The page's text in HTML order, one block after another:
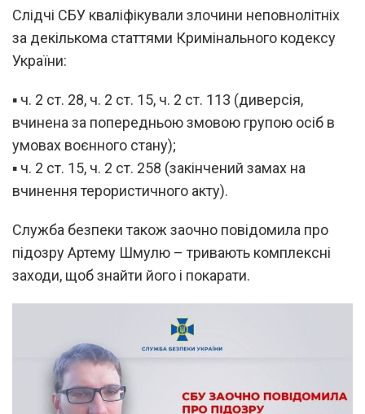
Слідчі СБУ кваліфікували злочини неповнолітніх
за декількома статтями Кримінального кодексу
України:
▪️ ч. 2 ст. 28, ч. 2 ст. 15, ч. 2 ст. 113 (диверсія,
вчинена за попередньою змовою групою осіб в
умовах воєнного стану);
▪️ ч. 2 ст. 15, ч. 2 ст. 258 (закінчений замах на
вчинення терористичного акту).
Служба безпеки також заочно повідомила про
підозру Артему Шмулю – тривають комплексні
заходи, щоб знайти його і покарати.